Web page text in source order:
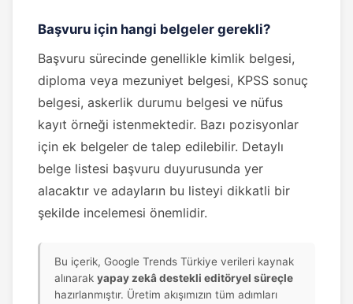
Başvuru için hangi belgeler gerekli?
Başvuru sürecinde genellikle kimlik belgesi,
diploma veya mezuniyet belgesi, KPSS sonuç
belgesi, askerlik durumu belgesi ve nüfus
kayıt örneği istenmektedir. Bazı pozisyonlar
için ek belgeler de talep edilebilir. Detaylı
belge listesi başvuru duyurusunda yer
alacaktır ve adayların bu listeyi dikkatli bir
şekilde incelemesi önemlidir.
Bu içerik, Google Trends Türkiye verileri kaynak
alınarak yapay zekâ destekli editöryel süreçle
hazırlanmıştır. Üretim akışımızın tüm adımları